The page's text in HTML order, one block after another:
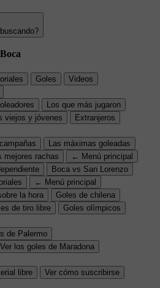
Goles
Videos
Los que más jugaron
viejos y jóvenes
Extranjeros
Las máximas goleadas
mejores rachas
← Menú principal
Boca vs San Lorenzo
← Menú principal
la hora
Goles de chilena
de tiro libre
Goles olímpicos
de Palermo
Ver los goles de Maradona
libre
Ver cómo suscribirse